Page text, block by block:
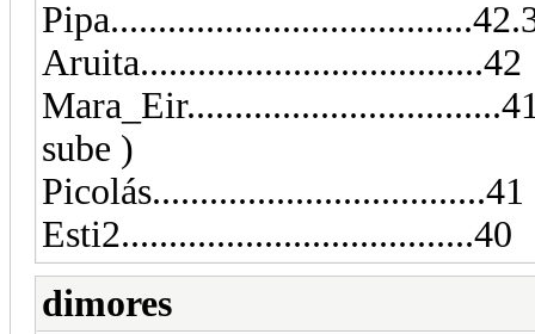
Aruita....................................42
sube )
Picolás...................................41
Esti2.....................................40
dimores